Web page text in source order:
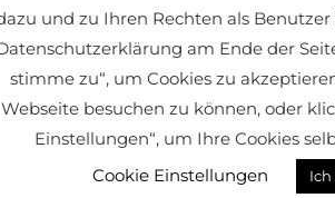
und zu Ihren Rechten als
am Ende der
stimme zu“, um Cookies zu
Webseite besuchen zu können, oder
Einstellungen“, um Ihre Cookies
Cookie Einstellungen